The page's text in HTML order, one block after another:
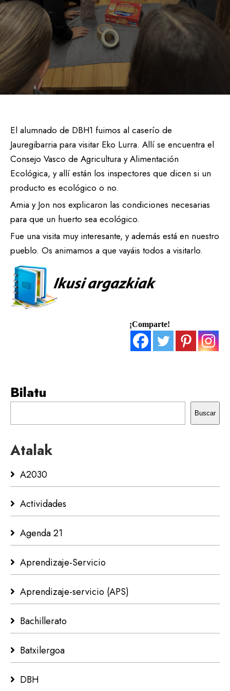
El alumnado de DBH1 fuimos al caserío de
Jauregibarria para visitar Eko Lurra. Allí se encuentra el
Consejo Vasco de Agricultura y Alimentación
Ecológica, y allí están los inspectores que dicen si un
producto es ecológico o no.
Amia y Jon nos explicaron las condiciones necesarias
para que un huerto sea ecológico.
Fue una visita muy interesante, y además está en nuestro
pueblo. Os animamos a que vayáis todos a visitarlo.
¡Comparte!
Bilatu
Buscar
Atalak
A2030
Actividades
Agenda 21
Aprendizaje-Servicio
Aprendizaje-servicio (APS)
Bachillerato
Batxilergoa
DBH